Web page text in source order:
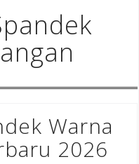
Warna
2026